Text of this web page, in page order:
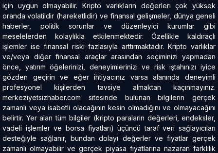
için uygun olmayabilir. Kripto varlıkların değerleri çok yüksek
oranda volatildir (hareketlidir) ve finansal gelişmeler, dünya geneli
haberler, politik sorunlar ve düzenleyici kurumlar gibi
meselelerden kolaylıkla etkilenmektedir. Özellikle kaldıraçlı
işlemler ise finansal riski fazlasıyla arttırmaktadır. Kripto varlıklar
ve/veya diğer finansal araçlar arasından seçiminizi yapmadan
önce, yatırım öğelerinizi, deneyimlerinizi ve risk iştahınızı iyice
gözden geçirin ve eğer ihtiyacınız varsa alanında deneyimli
profesyonel kişilerden tavsiye almaktan kaçınmayınız.
merkeziyetsizhaber.com sitesinde bulunan bilgilerin gerçek
zamanlı veya isabetli olacağının kesin olmadığını ve olmayacağını
belirtir. Yer alan tüm bilgiler (kripto paraların değerleri, endeksler,
vadeli işlemler ve borsa fiyatları) üçüncü taraf veri sağlayıcıları
desteğiyle sağlanır, bundan dolayı değerler ve fiyatlar gerçek
zamanlı olmayabilir ve gerçek piyasa fiyatlarına nazaran farklılık